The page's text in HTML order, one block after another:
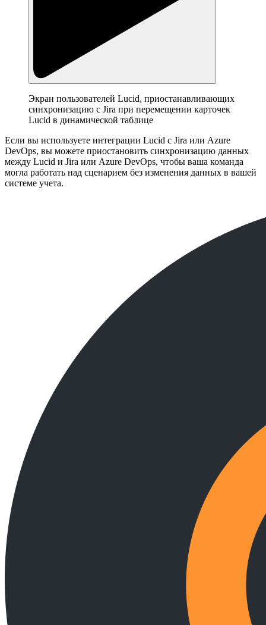
Экран пользователей Lucid, приостанавливающих
синхронизацию с Jira при перемещении карточек
Lucid в динамической таблице
Если вы используете интеграции Lucid с Jira или Azure
DevOps, вы можете приостановить синхронизацию данных
между Lucid и Jira или Azure DevOps, чтобы ваша команда
могла работать над сценарием без изменения данных в вашей
системе учета.